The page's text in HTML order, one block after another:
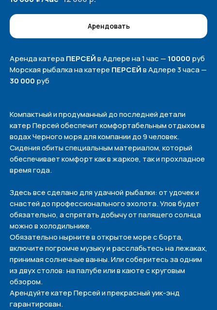
Арендовать
Аренда катераПЕРСЕЙв Адлере на 1 час — 10000 руб
Морская рыбалка на катере ПЕРСЕЙв Адлере 3 часа —
30 000 руб
Компактный и продуманный до последней детали
катер Персей обеспечит комфортабельным отдыхом в
водах Черного моря для компании до 9 человек.
Сидения обиты специальным материалом, который
обеспечивает комфорт как в жаркое, так и прохладное
время года.
Здесь все сделано для удачной рыбалки: от удочек и
снастей до профессионального эхолота. Улов будет
обязательно, а спрятать добычу от палящего солнца
можно в холодильнике.
Обязательно нырните в открытое море с борта,
включите погромче музыку и расслабьтесь на лежаках,
принимая солнечные ванны. Или соберитесь за одним
из двух столов: на палубе или в каюте с круговым
обзором.
Арендуйте катер Персей и прекрасный уик-энд
гарантирован.